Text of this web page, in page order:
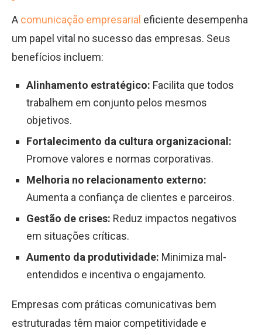
A comunicação empresarial eficiente desempenha
um papel vital no sucesso das empresas. Seus
benefícios incluem:
Alinhamento estratégico: Facilita que todos
trabalhem em conjunto pelos mesmos
objetivos.
Fortalecimento da cultura organizacional:
Promove valores e normas corporativas.
Melhoria no relacionamento externo:
Aumenta a confiança de clientes e parceiros.
Gestão de crises: Reduz impactos negativos
em situações críticas.
Aumento da produtividade: Minimiza mal-
entendidos e incentiva o engajamento.
Empresas com práticas comunicativas bem
estruturadas têm maior competitividade e